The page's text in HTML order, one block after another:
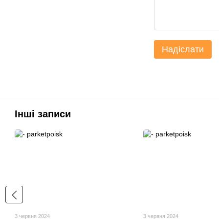
Надіслати
Інші записи
3 червня 2024 3 червня 2024